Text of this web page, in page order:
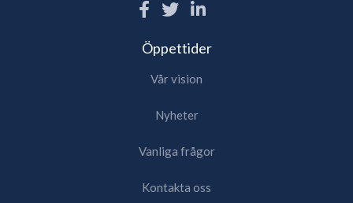
Öppettider
Vår vision
Nyheter
Vanliga frågor
Kontakta oss